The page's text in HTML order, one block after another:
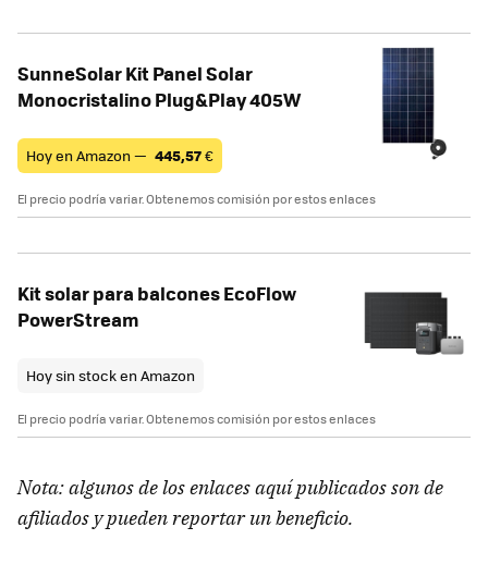
SunneSolar Kit Panel Solar
Monocristalino Plug&Play 405W
Hoy en Amazon — 445,57€
El precio podría variar. Obtenemos comisión por estos enlaces
Kit solar para balcones EcoFlow
PowerStream
Hoy sin stock en Amazon
El precio podría variar. Obtenemos comisión por estos enlaces
Nota: algunos de los enlaces aquí publicados son de
afiliados y pueden reportar un beneficio.